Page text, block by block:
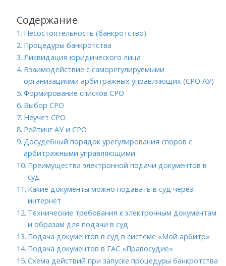
Содержание
Несостоятельность (банкротство)
Процедуры банкротства
Ликвидация юридического лица
Взаимодействие с саморегулируемыми
организациями арбитражных управляющих (СРО АУ)
Формирование списков СРО
Выбор СРО
Неучет СРО
Рейтинг АУ и СРО
Досудебный порядок урегулирования споров с
арбитражными управляющими
Преимущества электронной подачи документов в
суд
Какие документы можно подавать в суд через
интернет
Технические требования к электронным документам
и образам для подачи в суд
Подача документов в суд в системе «Мой арбитр»
Подача документов в ГАС «Правосудие»
Схема действий при запуске процедуры банкротства